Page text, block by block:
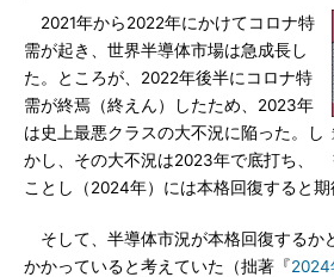
2021年から2022年にかけてコロナ特
需が起き、世界半導体市場は急成長し
た。ところが、2022年後半にコロナ特
需が終焉（終えん）したため、2023年
は史上最悪クラスの大不況に陥った。し
かし、その大不況は2023年で底打ち、
ことし（2024年）には本格回復すると期
そして、半導体市況が本格回復するか
かかっていると考えていた（拙著『2024